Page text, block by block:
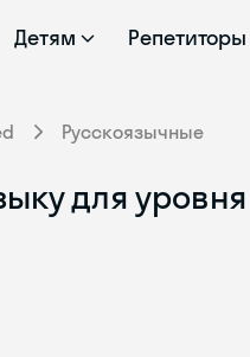
Детям Репетиторы
Русскоязычные
для